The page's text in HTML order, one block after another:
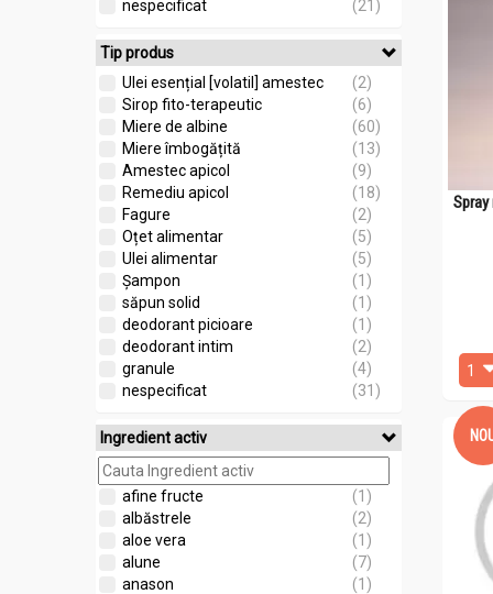
nespecificat
(21)
Tip produs
Ulei esențial [volatil] amestec
(2)
Sirop fito-terapeutic
(6)
Miere de albine
(60)
Miere îmbogățită
(13)
Amestec apicol
(9)
Remediu apicol
(18)
Fagure
(2)
Oțet alimentar
(5)
Ulei alimentar
(5)
Șampon
(1)
săpun solid
(1)
deodorant picioare
(1)
deodorant intim
(2)
granule
(4)
nespecificat
(31)
Ingredient activ
afine fructe
(1)
albăstrele
(2)
aloe vera
(1)
alune
(7)
anason
(1)